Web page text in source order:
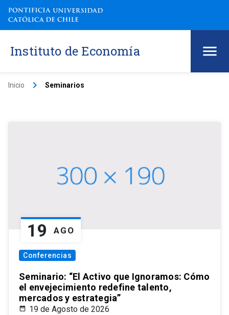
Instituto de Economía
Inicio keyboard_arrow_right Seminarios
19 AGO
Conferencias
Seminario: “El Activo que Ignoramos: Cómo
el envejecimiento redefine talento,
mercados y estrategia”
19 de Agosto de 2026